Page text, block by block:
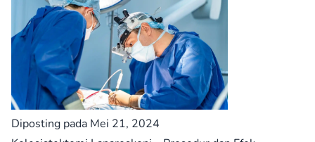
Diposting pada Mei 21, 2024